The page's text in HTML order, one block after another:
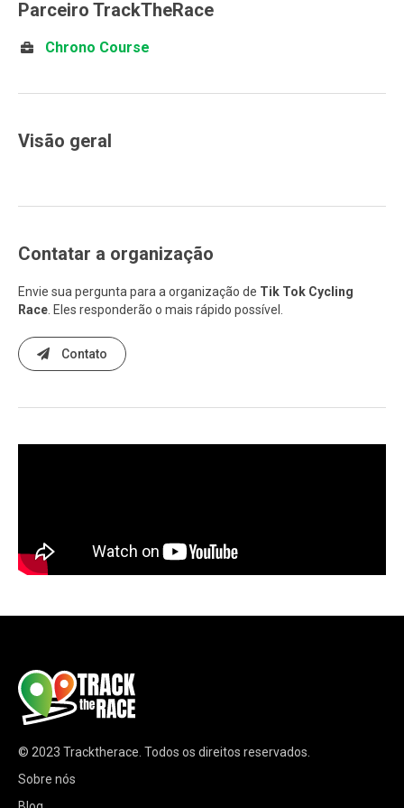
Parceiro TrackTheRace
Chrono Course
Visão geral
Contatar a organização
Envie sua pergunta para a organização de Tik Tok Cycling
Race . Eles responderão o mais rápido possível.
Contato
© 2023 Tracktherace Todos os direitos reservados.
Sobre nós